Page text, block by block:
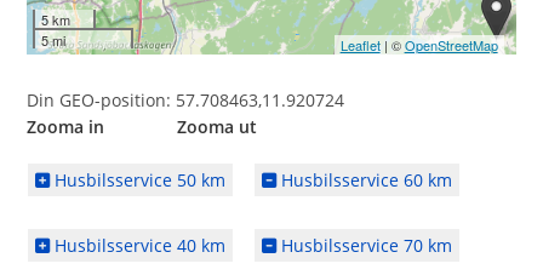
5 km
5 mi
Leaflet| ©OpenStreetMap
Din GEO-position: 57.708463,11.920724
Zooma in Zooma ut
Husbilsservice 50 km Husbilsservice 60 km
Husbilsservice 40 km Husbilsservice 70 km